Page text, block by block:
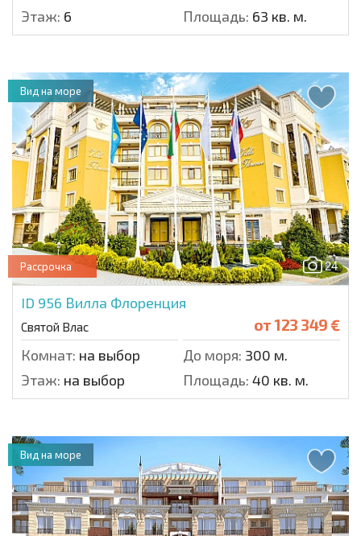
Этаж: 6 Площадь: 63 кв. м.
24
Рассрочка
ID 956 Вилла Флоренция
Святой Влас от123 349 €
Комнат: на выбор До моря: 300 м.
Этаж: на выбор Площадь: 40 кв. м.
Вид на море
Вид на море